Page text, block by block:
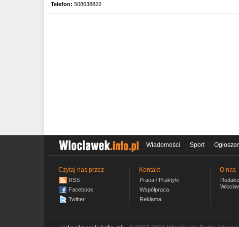
Telefon: 508638822
Wiadomości Sport
Czytaj nas przez
RSS
Facebook
Twitter
Kontakt
Praca / Praktyki
Współpraca
Reklama
O nas